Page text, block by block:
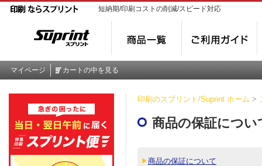
短納期/印刷コストの削減/スピード対応
マイページ カートの中を見る
印刷のスプリント/Suprint ホーム >
商品の保証につい
商品の保証について